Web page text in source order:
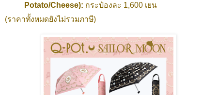
Potato/Cheese): กระป๋องละ 1,600 เยน
(ราคาทั้งหมดยังไม่รวมภาษี)